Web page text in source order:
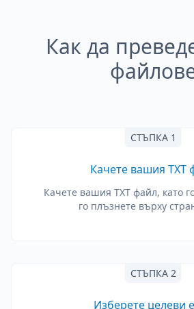
Как да
СТЪПКА 1
Качете вашия TXT
Качете вашия TXT файл, като
го плъзнете върху
СТЪПКА 2
Изберете целеви